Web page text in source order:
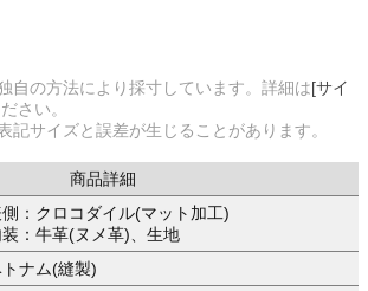
自の方法により採寸しています。詳細は[サイ
さい。
記サイズと誤差が生じることがあります。
商品詳細
：クロコダイル(マット加工)
装：牛革(ヌメ革)、生地
ナム(縫製)